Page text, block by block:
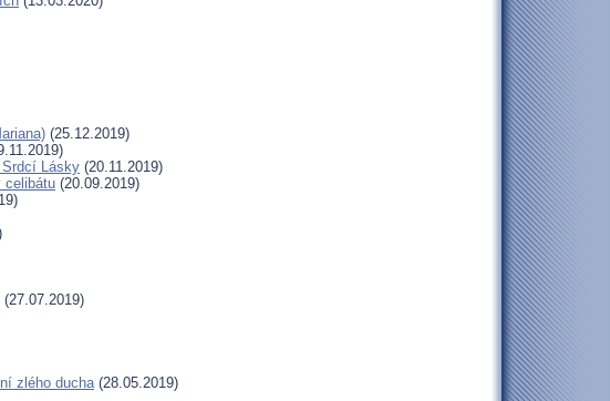
(25.12.2019)
Srdcí Lásky (20.11.2019)
celibátu (20.09.2019)
(27.07.2019)
zlého ducha(28.05.2019)